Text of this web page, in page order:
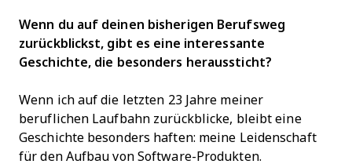
Wenn du auf deinen bisherigen Berufsweg
zurückblickst, gibt es eine interessante
Geschichte, die besonders heraussticht?
Wenn ich auf die letzten 23 Jahre meiner
beruflichen Laufbahn zurückblicke, bleibt eine
Geschichte besonders haften: meine Leidenschaft
für den Aufbau von Software-Produkten.